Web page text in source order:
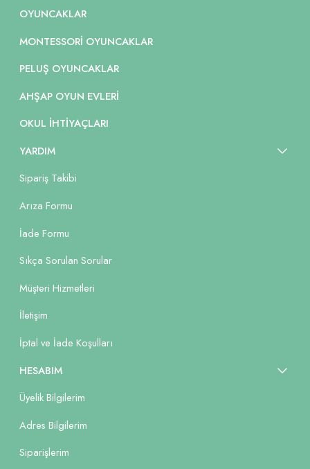
OYUNCAKLAR
MONTESSORI OYUNCAKLAR
PELUŞ OYUNCAKLAR
AHŞAP OYUN EVLERI
OKUL İHTIYAÇLARI
YARDIM
Sipariş Takibi
Arıza Formu
İade Formu
Sıkça Sorulan Sorular
Müşteri Hizmetleri
İletişim
İptal ve İade Koşulları
HESABIM
Üyelik Bilgilerim
Adres Bilgilerim
Siparişlerim